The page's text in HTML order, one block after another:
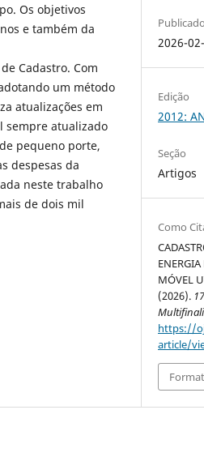
Os objetivos
e também da
Cadastro. Com
um método
atualizações em
sempre atualizado
pequeno porte,
despesas da
neste trabalho
de dois mil
Publicado
2026-
Edição
2012:
Seção
Artigos
Como
MÓVEL
(2026).
https://
article/